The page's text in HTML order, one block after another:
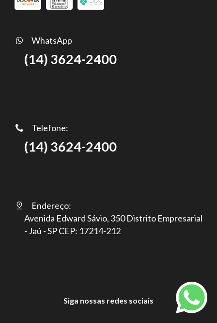
WhatsApp
(14) 3624-2400
Telefone:
(14) 3624-2400
Endereço:
Avenida Edward Sávio, 350 Distrito Empresarial
- Jaú - SP CEP: 17214-212
Siga nossas redes sociais